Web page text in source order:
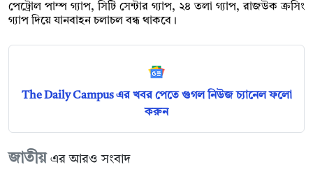
পেট্রোল পাম্প গ্যাপ, সিটি সেন্টার গ্যাপ, ২৪ তলা গ্যাপ, রাজউক ক্রসিং
গ্যাপ দিয়ে যানবাহন চলাচল বন্ধ থাকবে।
The Daily Campus এর খবর পেতে গুগল নিউজ চ্যানেল ফলো
করুন
জাতীয় এর আরও সংবাদ